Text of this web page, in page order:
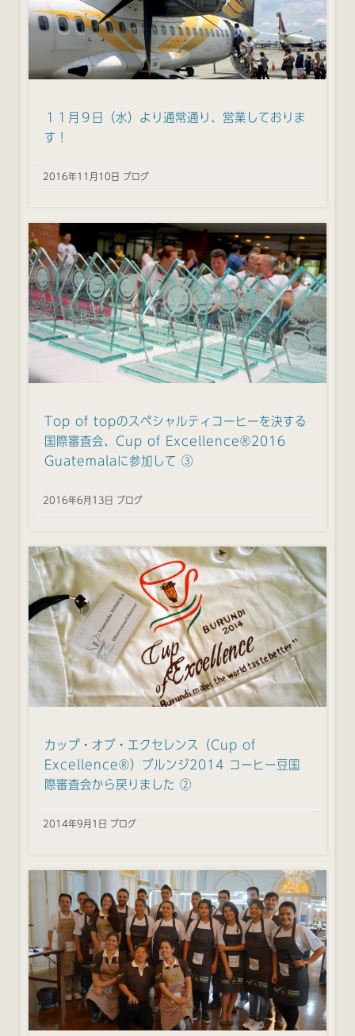
１１月９日（水）より通常通り、営業しておりま
す！
2016年11月10日 ブログ
Top of topのスペシャルティコーヒーを決する
国際審査会、Cup of Excellence®2016
Guatemalaに参加して ③
2016年6月13日 ブログ
カップ・オブ・エクセレンス（Cup of
Excellence®）ブルンジ2014 コーヒー豆国
際審査会から戻りました ②
2014年9月1日 ブログ